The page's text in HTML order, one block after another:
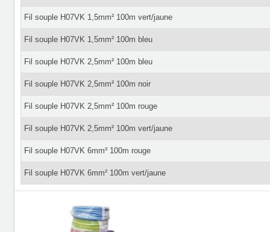
Fil souple H07VK 1,5mm² 100m vert/jaune
Fil souple H07VK 1,5mm² 100m bleu
Fil souple H07VK 2,5mm² 100m bleu
Fil souple H07VK 2,5mm² 100m noir
Fil souple H07VK 2,5mm² 100m rouge
Fil souple H07VK 2,5mm² 100m vert/jaune
Fil souple H07VK 6mm² 100m rouge
Fil souple H07VK 6mm² 100m vert/jaune